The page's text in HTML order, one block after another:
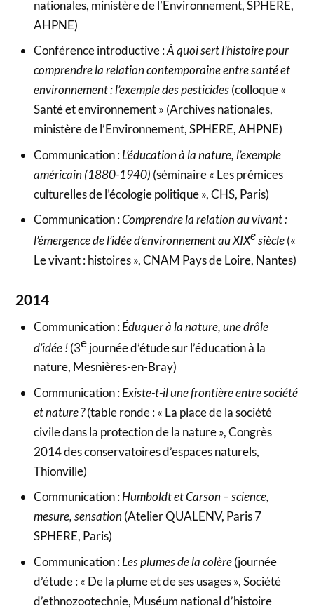
nationales, ministère de l’Environnement, SPHERE,
AHPNE)
Conférence introductive :À quoi sert l’histoire pour
comprendre la relation contemporaine entre santé et
environnement : l’exemple des pesticides(colloque «
Santé et environnement » (Archives nationales,
ministère de l’Environnement, SPHERE, AHPNE)
Communication :L’éducation à la nature, l’exemple
américain (1880-1940) (séminaire « Les prémices
culturelles de l’écologie politique », CHS, Paris)
Communication :Comprendre la relation au vivant :
l’émergence de l’idée d’environnement au XIXesiècle(«
Le vivant : histoires », CNAM Pays de Loire, Nantes)
2014
Communication :Éduquer à la nature, une drôle
d’idée !(3ejournée d’étude sur l’éducation à la
nature, Mesnières-en-Bray)
Communication :Existe-t-il une frontière entre société
et nature ?(table ronde : « La place de la société
civile dans la protection de la nature », Congrès
2014 des conservatoires d’espaces naturels,
Thionville)
Communication :Humboldt et Carson – science,
mesure, sensation(Atelier QUALENV, Paris 7
SPHERE, Paris)
Communication :Les plumes de la colère(journée
d’étude : « De la plume et de ses usages », Société
d’ethnozootechnie, Muséum national d’histoire